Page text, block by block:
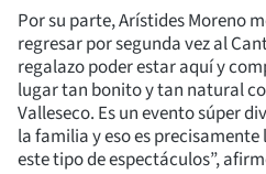
Por su parte, Arístides Moreno
regresar por segunda vez al
regalazo poder estar aquí y
lugar tan bonito y tan natural
Valleseco. Es un evento súper
la familia y eso es
este tipo de espectáculos”,